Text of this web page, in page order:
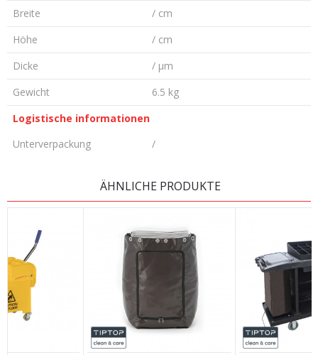
Breite
/ cm
Höhe
/ cm
Dicke
/ µm
Gewicht
6.5 kg
Logistische informationen
Unterverpackung
/
E-Mail
Nachricht
ÄHNLICHE PRODUKTE